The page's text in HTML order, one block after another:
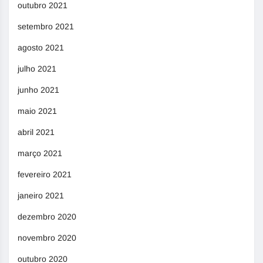
outubro 2021
setembro 2021
agosto 2021
julho 2021
junho 2021
maio 2021
abril 2021
março 2021
fevereiro 2021
janeiro 2021
dezembro 2020
novembro 2020
outubro 2020